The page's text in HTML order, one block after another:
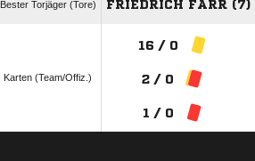
Bester Torjäger (Tore) FRIEDRICH FARR (7)
Karten (Team/Offiz.)
16 / 0
2 / 0
1 / 0